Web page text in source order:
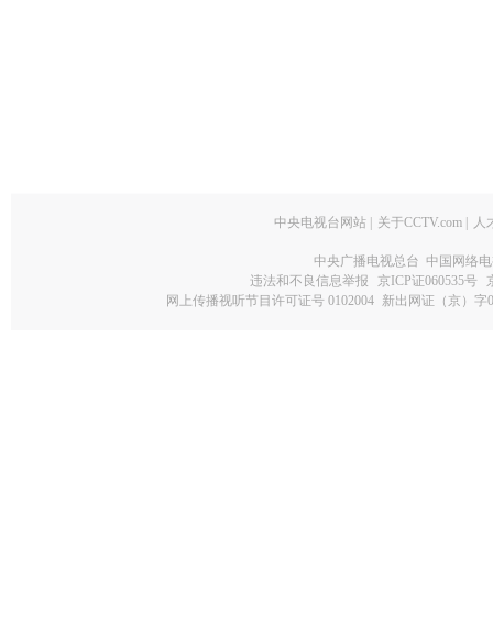
中央电视台网站 关于CCTV.com 人
中央广播电视总台 中国网络
违法和不良信息举报
京ICP证060535号
网上传播视听节目许可证号 0102004 新出网证（京）